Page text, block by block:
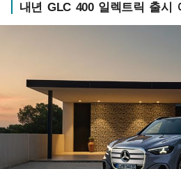
내년 GLC 400 일렉트릭 출시